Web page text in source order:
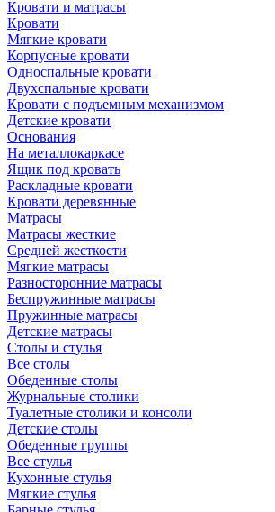
Кровати и матрасы
Кровати
Мягкие кровати
Корпусные кровати
Односпальные кровати
Двухспальные кровати
Кровати с подъемным механизмом
Детские кровати
Основания
На металлокаркасе
Ящик под кровать
Раскладные кровати
Кровати деревянные
Матрасы
Матрасы жесткие
Средней жесткости
Мягкие матрасы
Разносторонние матрасы
Беспружинные матрасы
Пружинные матрасы
Детские матрасы
Столы и стулья
Все столы
Обеденные столы
Журнальные столики
Туалетные столики и консоли
Детские столы
Обеденные группы
Все стулья
Кухонные стулья
Мягкие стулья